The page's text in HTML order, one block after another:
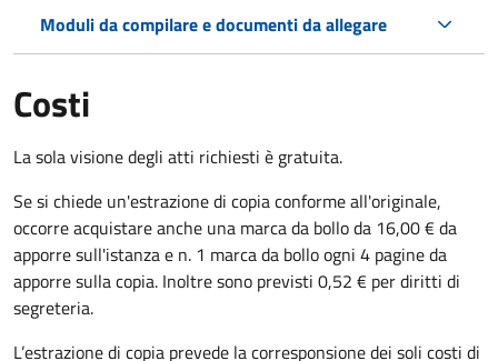
Moduli da compilare e documenti da allegare
Costi
La sola visione degli atti richiesti è gratuita.
Se si chiede un'estrazione di copia conforme all'originale,
occorre acquistare anche una marca da bollo da 16,00 € da
apporre sull'istanza e n. 1 marca da bollo ogni 4 pagine da
apporre sulla copia. Inoltre sono previsti 0,52 € per diritti di
segreteria.
L’estrazione di copia prevede la corresponsione dei soli costi di